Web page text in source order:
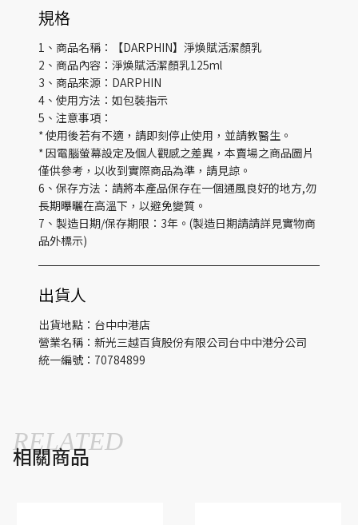
規格
1、商品名稱：【DARPHIN】淨煥賦活潔顏乳
2、商品內容：淨煥賦活潔顏乳125ml
3、商品來源：DARPHIN
4、使用方法：如包裝指示
5、注意事項：
* 使用後若有不適，請即刻停止使用，並請教醫生。
* 因電腦螢幕設定及個人觀感之差異，本賣場之商品圖片
僅供參考，以收到實際商品為準，請見諒。
6、保存方法：請將本產品保存在一個通風良好的地方,勿
長期曝曬在高溫下，以避免變質。
7、製造日期/保存期限：3年。(製造日期請請詳見實物商
品外標示)
出貨人
出貨地點：台中中港店
營業名稱：新光三越百貨股份有限公司台中中港分公司
統一編號：70784899
相關商品
RELATED